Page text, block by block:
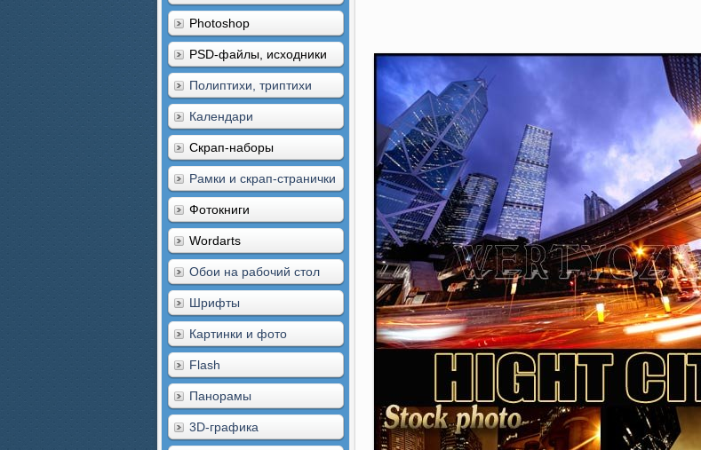
Photoshop
PSD-файлы, исходники
Полиптихи, триптихи
Календари
Скрап-наборы
Рамки и скрап-странички
Фотокниги
Wordarts
Обои на рабочий стол
Шрифты
Картинки и фото
Flash
Панорамы
3D-графика